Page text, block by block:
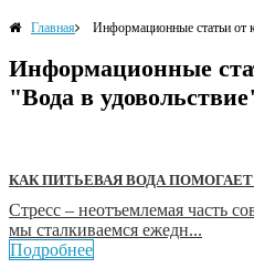
Главная Информационные статьи от
Информационные
"Вода в
КАК ПИТЬЕВАЯ ВОДА
Стресс – неотъемлемая часть
мы сталкиваемся ежедн...
Подробнее